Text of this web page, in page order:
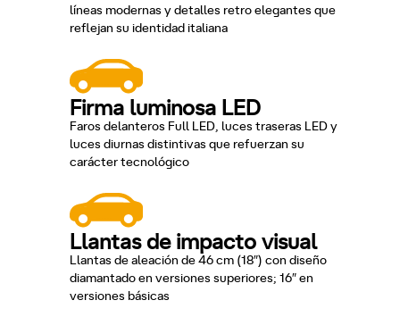
líneas modernas y detalles retro elegantes que
reflejan su identidad italiana
Firma luminosa LED
Faros delanteros Full LED, luces traseras LED y
luces diurnas distintivas que refuerzan su
carácter tecnológico
Llantas de impacto visual
Llantas de aleación de 46 cm (18″) con diseño
diamantado en versiones superiores; 16″ en
versiones básicas